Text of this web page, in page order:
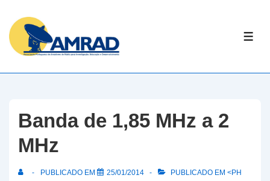
Skip
Content
Banda de 1,85 MHz a 2
MHz
PUBLICADO EM 25/01/2014
PUBLICADO EM <PH